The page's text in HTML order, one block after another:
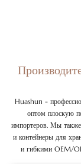
Huashun -
оптом плоскую
импортеров. Мы
и контейнеры для
и гибкими OEM/